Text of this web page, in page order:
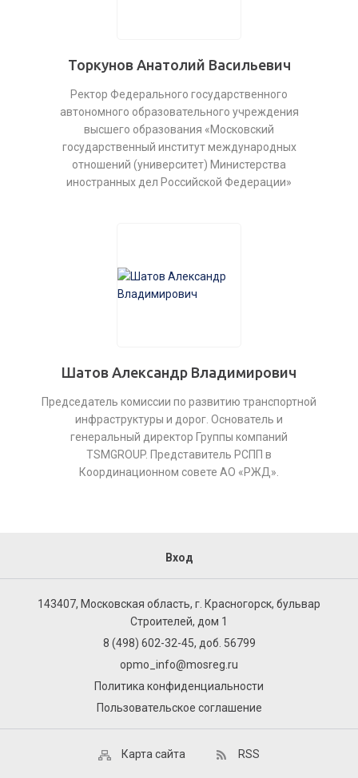
Торкунов Анатолий Васильевич
Ректор Федерального государственного
автономного образовательного учреждения
высшего образования «Московский
государственный институт международных
отношений (университет) Министерства
иностранных дел Российской Федерации»
Шатов Александр Владимирович
Председатель комиссии по развитию транспортной
инфраструктуры и дорог. Основатель и
генеральный директор Группы компаний
TSMGROUP. Представитель РСПП в
Координационном совете АО «РЖД».
Вход
143407, Московская область, г. Красногорск, бульвар
Строителей, дом 1
8 (498) 602-32-45, доб. 56799
opmo_info@mosreg.ru
Политика конфиденциальности
Пользовательское соглашение
Карта сайта RSS